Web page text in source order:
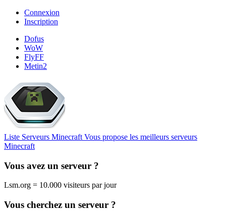
Connexion
Inscription
Dofus
WoW
FlyFF
Metin2
Liste Serveurs Minecraft Vous propose les meilleurs serveurs
Minecraft
Vous avez un serveur ?
Lsm.org = 10.000 visiteurs par jour
Vous cherchez un serveur ?